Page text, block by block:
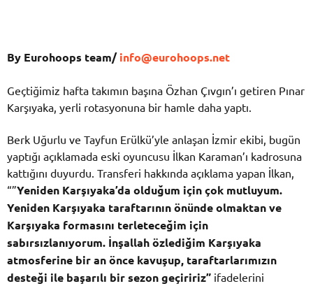
By Eurohoops team/info@eurohoops.net
Geçtiğimiz hafta takımın başına Özhan Çıvgın’ı getiren Pınar
Karşıyaka, yerli rotasyonuna bir hamle daha yaptı.
Berk Uğurlu ve Tayfun Erülkü’yle anlaşan İzmir ekibi, bugün
yaptığı açıklamada eski oyuncusu İlkan Karaman’ı kadrosuna
kattığını duyurdu. Transferi hakkında açıklama yapan İlkan,
“”Yeniden Karşıyaka’da olduğum için çok mutluyum.
Yeniden Karşıyaka taraftarının önünde olmaktan ve
Karşıyaka formasını terleteceğim için
sabırsızlanıyorum. İnşallah özlediğim Karşıyaka
atmosferine bir an önce kavuşup, taraftarlarımızın
desteği ile başarılı bir sezon geçiririz” ifadelerini